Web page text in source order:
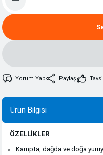
Yorum Yap Paylaş
Ürün Bilgisi
ÖZELLİKLER
Kampta, dağda ve doğa